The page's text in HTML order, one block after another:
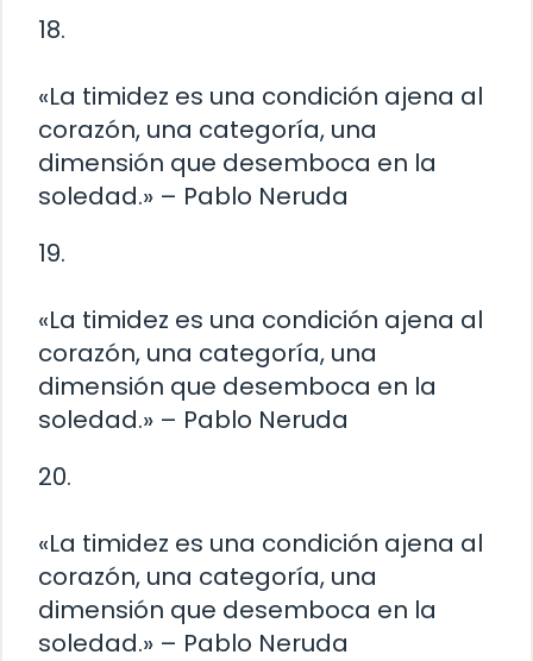
18.
«La timidez es una condición ajena al
corazón, una categoría, una
dimensión que desemboca en la
soledad.» – Pablo Neruda
19.
«La timidez es una condición ajena al
corazón, una categoría, una
dimensión que desemboca en la
soledad.» – Pablo Neruda
20.
«La timidez es una condición ajena al
corazón, una categoría, una
dimensión que desemboca en la
soledad.» – Pablo Neruda